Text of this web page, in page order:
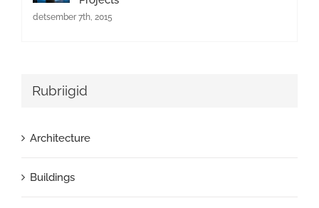
detsember 7th, 2015
Rubriigid
Architecture
Buildings